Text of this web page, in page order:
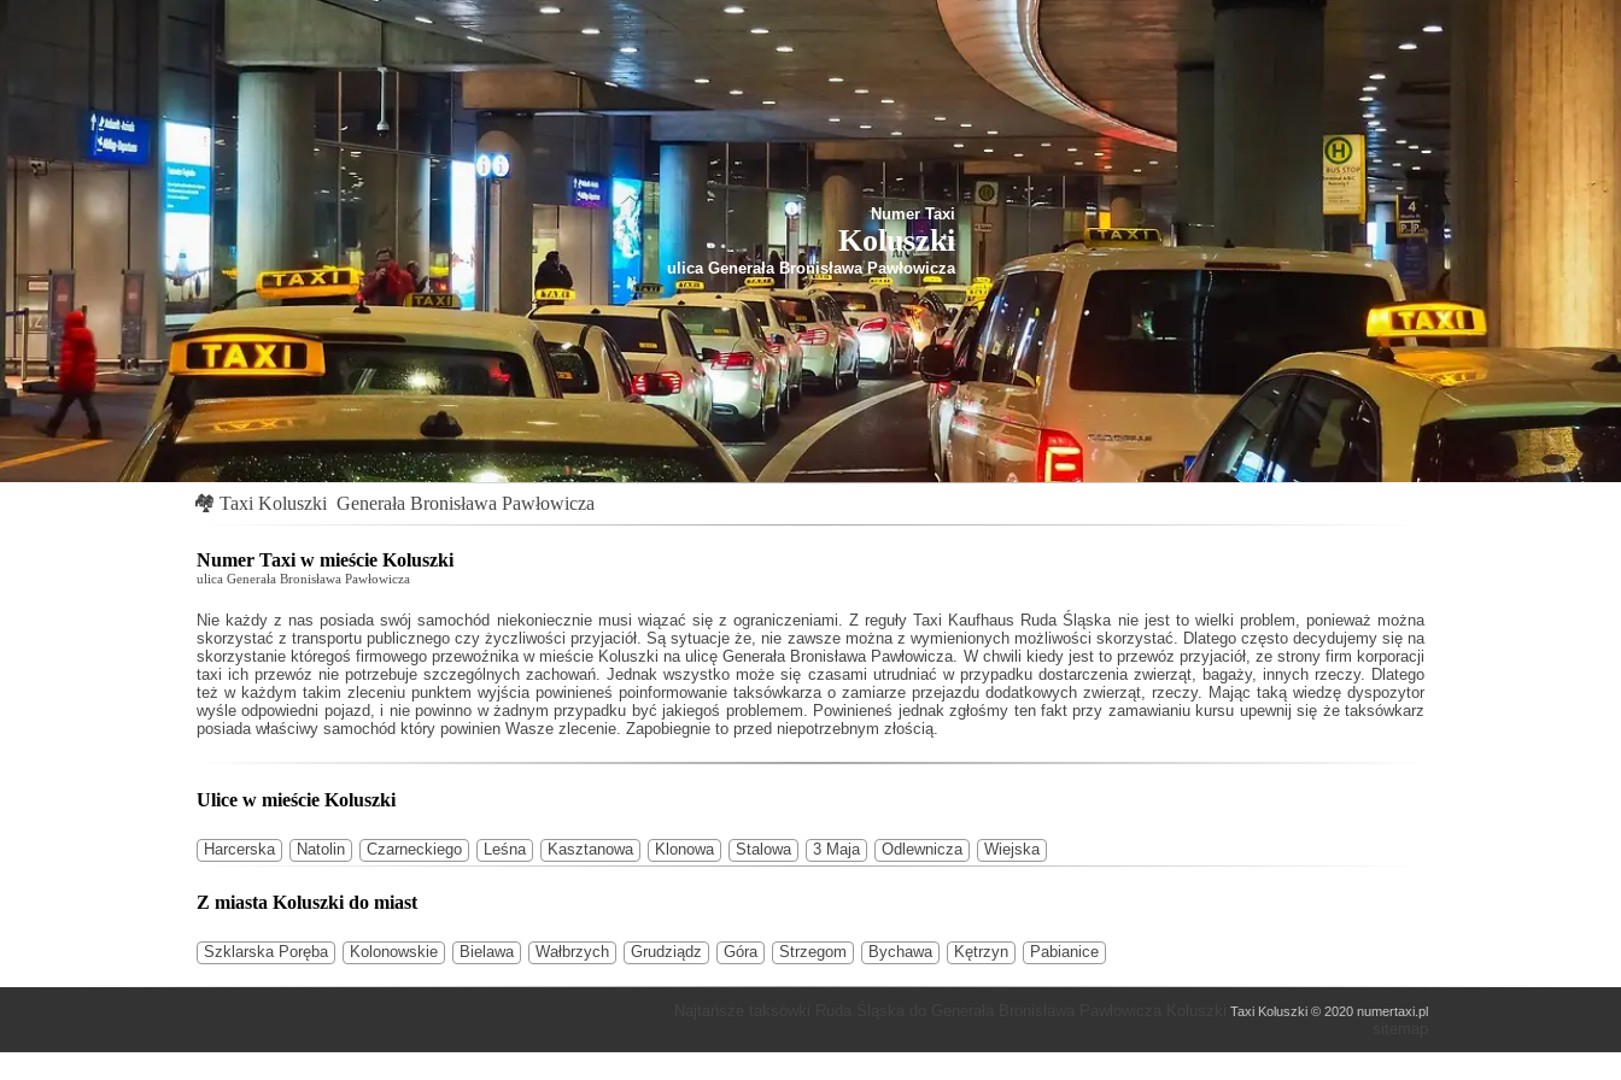
Numer Taxi
Koluszki
ulica Generała Bronisława Pawłowicza
🏘 Taxi Koluszki Generała Bronisława Pawłowicza
Numer Taxi w mieście Koluszki
ulica Generała Bronisława Pawłowicza
Nie każdy z nas posiada swój samochód niekoniecznie musi wiązać się z ograniczeniami. Z regułyTaxi Kaufhaus Ruda Śląska nie jest to wielki problem, ponieważ można
skorzystać z transportu publicznego czy życzliwości przyjaciół. Są sytuacje że, nie zawsze można z wymienionych możliwości skorzystać. Dlatego często decydujemy się na
skorzystanie któregoś firmowego przewoźnika w mieście Koluszki na ulicę Generała Bronisława Pawłowicza. W chwili kiedy jest to przewóz przyjaciół, ze strony firm korporacji
taxi ich przewóz nie potrzebuje szczególnych zachowań. Jednak wszystko może się czasami utrudniać w przypadku dostarczenia zwierząt, bagaży, innych rzeczy. Dlatego
też w każdym takim zleceniu punktem wyjścia powinieneś poinformowanie taksówkarza o zamiarze przejazdu dodatkowych zwierząt, rzeczy. Mając taką wiedzę dyspozytor
wyśle odpowiedni pojazd, i nie powinno w żadnym przypadku być jakiegoś problemem. Powinieneś jednak zgłośmy ten fakt przy zamawianiu kursu upewnij się że taksówkarz
posiada właściwy samochód który powinien Wasze zlecenie. Zapobiegnie to przed niepotrzebnym złością.
Ulice w mieście Koluszki
Harcerska Natolin Czarneckiego Leśna Kasztanowa Klonowa Stalowa 3 Maja Odlewnicza Wiejska
Z miasta Koluszki do miast
Szklarska Poręba Kolonowskie Bielawa Wałbrzych Grudziądz Góra Strzegom Bychawa Kętrzyn Pabianice
Taxi Koluszki © 2020 numertaxi.pl